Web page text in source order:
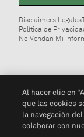
Disclaimers Legales
Política de
No Vendan Mi
Al hacer clic en
que las cookies
la navegación
colaborar con